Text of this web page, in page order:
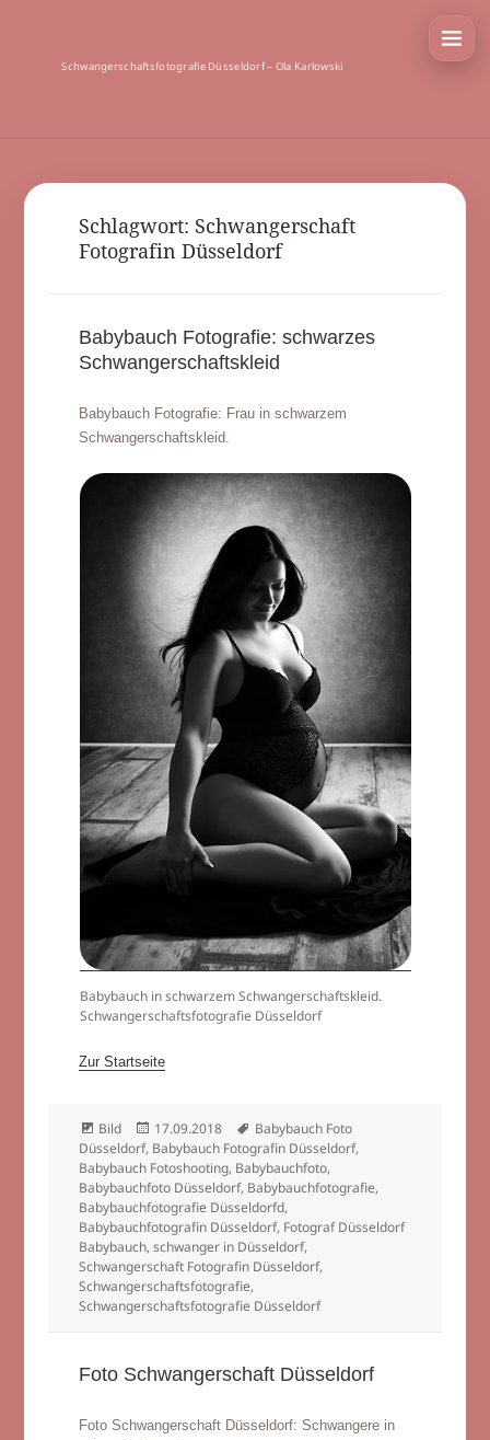
Schwangerschaftsfotografie Düsseldorf – Ola Karlowski
Schlagwort: Schwangerschaft
Fotografin Düsseldorf
Babybauch Fotografie: schwarzes
Schwangerschaftskleid
Babybauch Fotografie: Frau in schwarzem
Schwangerschaftskleid.
Babybauch in schwarzem Schwangerschaftskleid.
Schwangerschaftsfotografie Düsseldorf
Zur Startseite
Format
Bild
Veröffentlicht
am
17.09.2018 Schlagwörter
Babybauch Foto
Düsseldorf, Babybauch Fotografin Düsseldorf,
Babybauch Fotoshooting, Babybauchfoto,
Babybauchfoto Düsseldorf, Babybauchfotografie,
Babybauchfotografie Düsseldorfd,
Babybauchfotografin Düsseldorf, Fotograf Düsseldorf
Babybauch,schwanger in Düsseldorf,
Schwangerschaft Fotografin Düsseldorf,
Schwangerschaftsfotografie,
Schwangerschaftsfotografie Düsseldorf
Foto Schwangerschaft Düsseldorf
Foto Schwangerschaft Düsseldorf: Schwangere in